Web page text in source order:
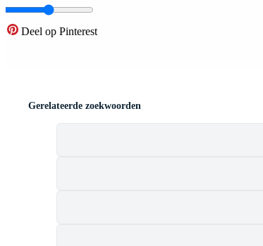
Deel op Pinterest
Gerelateerde zoekwoorden